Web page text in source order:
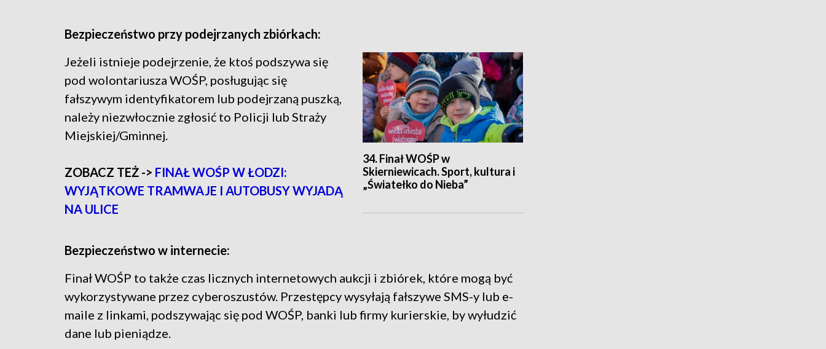
Bezpieczeństwo przy podejrzanych zbiórkach:
34. Finał WOŚP w
Skierniewicach. Sport, kultura i
„Światełko do Nieba”
Jeżeli istnieje podejrzenie, że ktoś podszywa się
pod wolontariusza WOŚP, posługując się
fałszywym identyfikatorem lub podejrzaną puszką,
należy niezwłocznie zgłosić to Policji lub Straży
Miejskiej/Gminnej.
ZOBACZ TEŻ -> FINAŁ WOŚP W ŁODZI:
WYJĄTKOWE TRAMWAJE I AUTOBUSY WYJADĄ
NA ULICE
Bezpieczeństwo w internecie:
Finał WOŚP to także czas licznych internetowych aukcji i zbiórek, które mogą być
wykorzystywane przez cyberoszustów. Przestępcy wysyłają fałszywe SMS-y lub e-
maile z linkami, podszywając się pod WOŚP, banki lub firmy kurierskie, by wyłudzić
dane lub pieniądze.